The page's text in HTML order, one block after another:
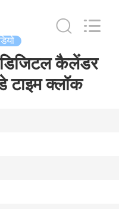
कैलेंडर
टाइम क्लॉक